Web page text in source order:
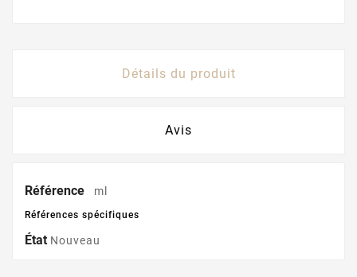
Détails du produit
Avis
Référence ml
Références spécifiques
État Nouveau